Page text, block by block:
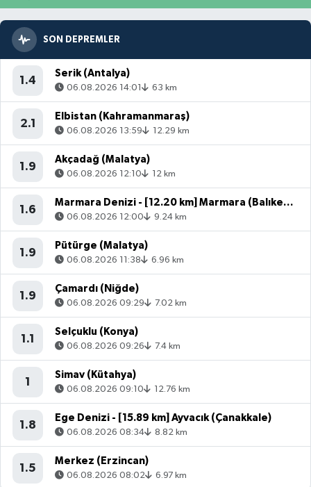
SON DEPREMLER
1.4
Serik (Antalya)
06.08.2026 14:01 63 km
2.1
Elbistan (Kahramanmaraş)
06.08.2026 13:59 12.29 km
1.9
Akçadağ (Malatya)
06.08.2026 12:10 12 km
1.6
Marmara Denizi - [12.20 km] Marmara (Balıkesir)
06.08.2026 12:00 9.24 km
1.9
Pütürge (Malatya)
06.08.2026 11:38 6.96 km
1.9
Çamardı (Niğde)
06.08.2026 09:29 7.02 km
1.1
Selçuklu (Konya)
06.08.2026 09:26 7.4 km
1
Simav (Kütahya)
06.08.2026 09:10 12.76 km
1.8
Ege Denizi - [15.89 km] Ayvacık (Çanakkale)
06.08.2026 08:34 8.82 km
1.5
Merkez (Erzincan)
06.08.2026 08:02 6.97 km